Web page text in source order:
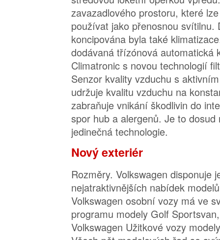
zavazadlového prostoru, které
používat jako přenosnou svítilnu.
koncipována byla také
dodávaná třízónová automatická
Climatronic s novou technologií
Senzor kvality vzduchu s
udržuje kvalitu vzduchu na
zabraňuje vnikání škodlivin do
spor hub a alergenů. Je to dosud
jedinečná technologie.
Nový exteriér
Rozměry. Volkswagen disponuje
nejatraktivnějších nabídek
Volkswagen osobní vozy má ve
programu modely Golf
Volkswagen Užitkové vozy